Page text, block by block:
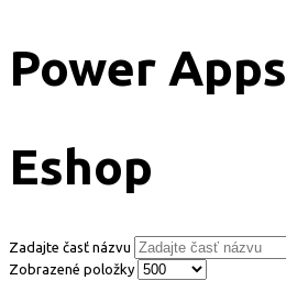
Power Apps
Eshop
Zadajte časť názvu
Zobrazené položky